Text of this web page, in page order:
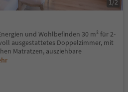
und Wohlbefinden 30 m² für 2-
ausgestattetes Doppelzimmer, mit
Matratzen, ausziehbare
1/2